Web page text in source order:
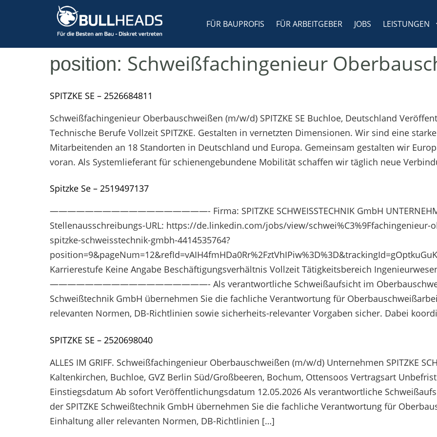
FÜR BAUPROFIS FÜR ARBEITGEBER JOBS LEISTUNGEN
position: Schweißfachingenieur
SPITZKE SE – 2526684811
Schweißfachingenieur Oberbauschweißen (m/w/d) SPITZKE SE Buchloe, Deutschland
Technische Berufe Vollzeit SPITZKE. Gestalten in vernetzten Dimensionen. Wir sind eine
Mitarbeitenden an 18 Standorten in Deutschland und Europa. Gemeinsam gestalten wir
voran. Als Systemlieferant für schienengebundene Mobilität schaffen wir täglich neue
Spitzke Se – 2519497137
——————————————————- Firma: SPITZKE SCHWEISSTECHNIK GmbH
Stellenausschreibungs-URL: https://de.linkedin.com/jobs/view/schwei%C3%9Ffachingenieur-
spitzke-schweisstechnik-gmbh-4414535764?
Karrierestufe Keine Angabe Beschäftigungsverhältnis Vollzeit Tätigkeitsbereich
——————————————————- Als verantwortliche Schweißaufsicht im
Schweißtechnik GmbH übernehmen Sie die fachliche Verantwortung für
relevanten Normen, DB-Richtlinien sowie sicherheits-relevanter Vorgaben sicher. Dabei
SPITZKE SE – 2520698040
ALLES IM GRIFF. Schweißfachingenieur Oberbauschweißen (m/w/d) Unternehmen SPITZKE
Kaltenkirchen, Buchloe, GVZ Berlin Süd/Großbeeren, Bochum, Ottensoos Vertragsart
Einstiegsdatum Ab sofort Veröffentlichungsdatum 12.05.2026 Als verantwortliche
der SPITZKE Schweißtechnik GmbH übernehmen Sie die fachliche Verantwortung für
Einhaltung aller relevanten Normen, DB-Richtlinien […]